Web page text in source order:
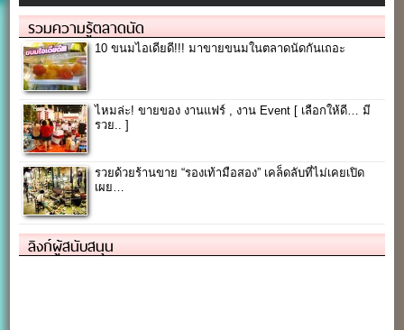
รวมความรู้ตลาดนัด
10 ขนมไอเดียดี!!! มาขายขนมในตลาดนัดกันเถอะ
ไหมล่ะ! ขายของ งานแฟร์ , งาน Event [ เลือกให้ดี… มี
รวย.. ]
รวยด้วยร้านขาย “รองเท้ามือสอง” เคล็ดลับที่ไม่เคยเปิด
เผย…
ลิงก์ผู้สนับสนุน